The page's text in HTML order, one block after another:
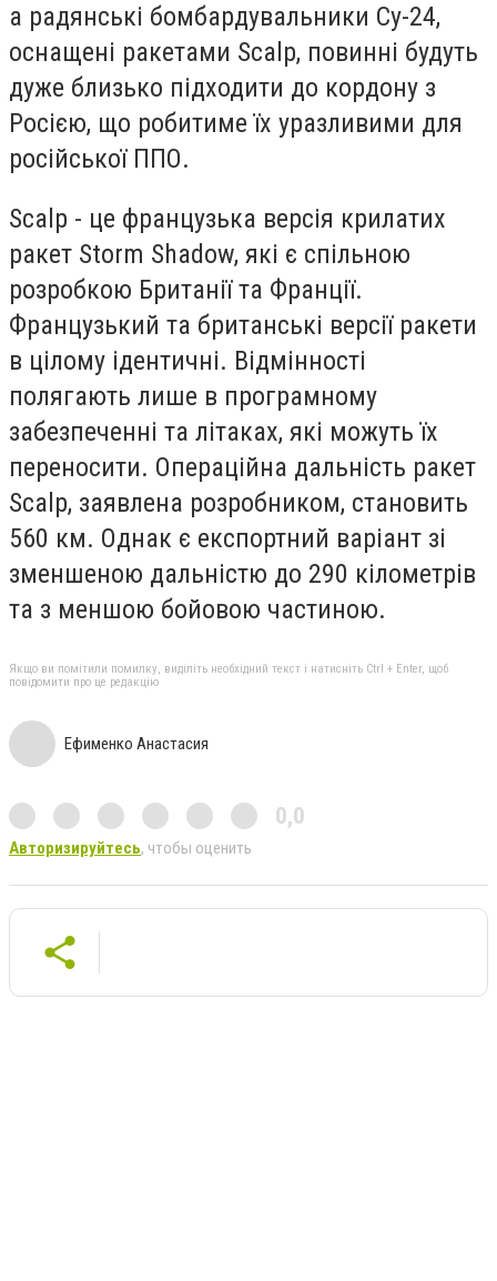
а радянські бомбардувальники Су-24,
оснащені ракетами Scalp, повинні будуть
дуже близько підходити до кордону з
Росією, що робитиме їх уразливими для
російської ППО.
Scalp - це французька версія крилатих
ракет Storm Shadow, які є спільною
розробкою Британії та Франції.
Французький та британські версії ракети
в цілому ідентичні. Відмінності
полягають лише в програмному
забезпеченні та літаках, які можуть їх
переносити. Операційна дальність ракет
Scalp, заявлена розробником, становить
560 км. Однак є експортний варіант зі
зменшеною дальністю до 290 кілометрів
та з меншою бойовою частиною.
Якщо ви помітили помилку, виділіть необхідний текст і натисніть Ctrl + Enter, щоб
повідомити про це редакцію
Ефименко Анастасия
0,0
Авторизируйтесь, чтобы оценить